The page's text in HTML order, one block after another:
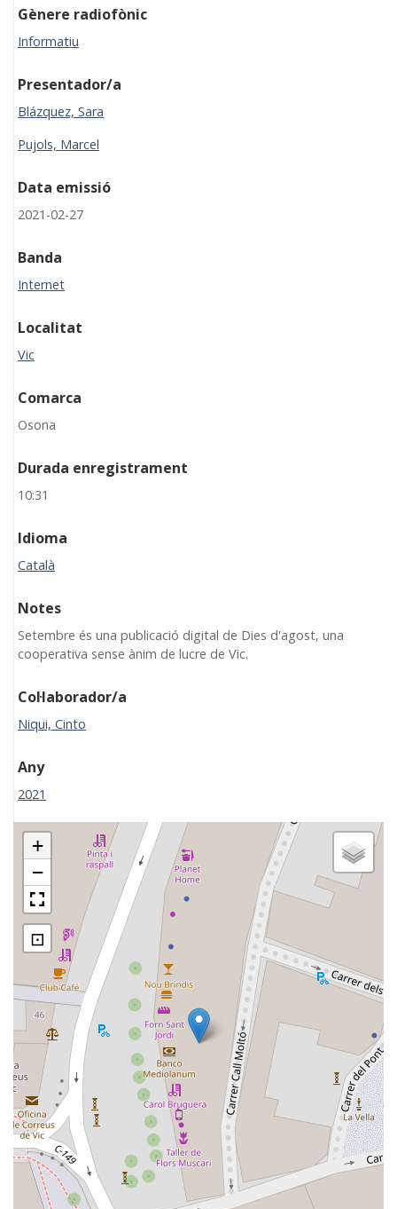
Gènere radiofònic
Informatiu
Presentador/a
Blázquez, Sara
Pujols, Marcel
Data emissió
2021-02-27
Banda
Internet
Localitat
Vic
Comarca
Osona
Durada enregistrament
10:31
Idioma
Català
Notes
Setembre és una publicació digital de Dies d'agost, una
cooperativa sense ànim de lucre de Vic.
Col·laborador/a
Niqui, Cinto
Any
2021
+
−
⊡